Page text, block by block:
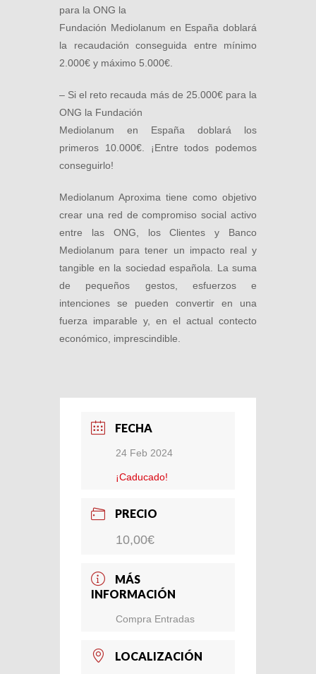
para la ONG la
Fundación Mediolanum en España doblará
la recaudación conseguida entre mínimo
2.000€ y máximo 5.000€.
– Si el reto recauda más de 25.000€ para la
ONG la Fundación
Mediolanum en España doblará los
primeros 10.000€. ¡Entre todos podemos
conseguirlo!
Mediolanum Aproxima tiene como objetivo
crear una red de compromiso social activo
entre las ONG, los Clientes y Banco
Mediolanum para tener un impacto real y
tangible en la sociedad española. La suma
de pequeños gestos, esfuerzos e
intenciones se pueden convertir en una
fuerza imparable y, en el actual contecto
económico, imprescindible.
FECHA
24 Feb 2024
¡Caducado!
PRECIO
10,00€
MÁS
INFORMACIÓN
Compra Entradas
LOCALIZACIÓN